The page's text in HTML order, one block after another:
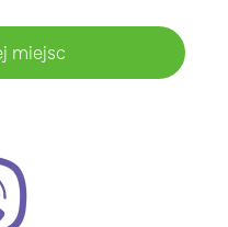
miejsc